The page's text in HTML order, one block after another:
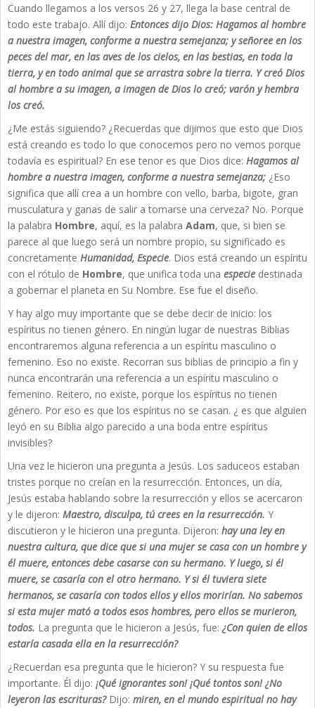
Cuando llegamos a los versos 26 y 27, llega la base central de
todo este trabajo. Allí dijo: Entonces dijo Dios: Hagamos al hombre
a nuestra imagen, conforme a nuestra semejanza; y señoree en los
peces del mar, en las aves de los cielos, en las bestias, en toda la
tierra, y en todo animal que se arrastra sobre la tierra. Y creó Dios
al hombre a su imagen, a imagen de Dios lo creó; varón y hembra
los creó.
¿Me estás siguiendo? ¿Recuerdas que dijimos que esto que Dios
está creando es todo lo que conocemos pero no vemos porque
todavía es espiritual? En ese tenor es que Dios dice: Hagamos al
hombre a nuestra imagen, conforme a nuestra semejanza; ¿Eso
significa que allí crea a un hombre con vello, barba, bigote, gran
musculatura y ganas de salir a tomarse una cerveza? No. Porque
la palabra Hombre, aquí, es la palabra Adam, que, si bien se
parece al que luego será un nombre propio, su significado es
concretamente Humanidad, Especie. Dios está creando un espíritu
con el rótulo de Hombre, que unifica toda una especie destinada
a gobernar el planeta en Su Nombre. Ese fue el diseño.
Y hay algo muy importante que se debe decir de inicio: los
espíritus no tienen género. En ningún lugar de nuestras Biblias
encontraremos alguna referencia a un espíritu masculino o
femenino. Eso no existe. Recorran sus biblias de principio a fin y
nunca encontrarán una referencia a un espíritu masculino o
femenino. Reitero, no existe, porque los espíritus no tienen
género. Por eso es que los espíritus no se casan. ¿ es que alguien
leyó en su Biblia algo parecido a una boda entre espíritus
invisibles?
Una vez le hicieron una pregunta a Jesús. Los saduceos estaban
tristes porque no creían en la resurrección. Entonces, un día,
Jesús estaba hablando sobre la resurrección y ellos se acercaron
y le dijeron: Maestro, disculpa, tú crees en la resurrección. Y
discutieron y le hicieron una pregunta. Dijeron: hay una ley en
nuestra cultura, que dice que si una mujer se casa con un hombre y
él muere, entonces debe casarse con su hermano. Y luego, si él
muere, se casaría con el otro hermano. Y si él tuviera siete
hermanos, se casaría con todos ellos y ellos morirían. No sabemos
si esta mujer mató a todos esos hombres, pero ellos se murieron,
todos. La pregunta que le hicieron a Jesús, fue: ¿Con quien de ellos
estaría casada ella en la resurrección?
¿Recuerdan esa pregunta que le hicieron? Y su respuesta fue
importante. Él dijo: ¡Qué ignorantes son! ¡Qué tontos son! ¿No
leyeron las escrituras? Dijo: miren, en el mundo espiritual no hay